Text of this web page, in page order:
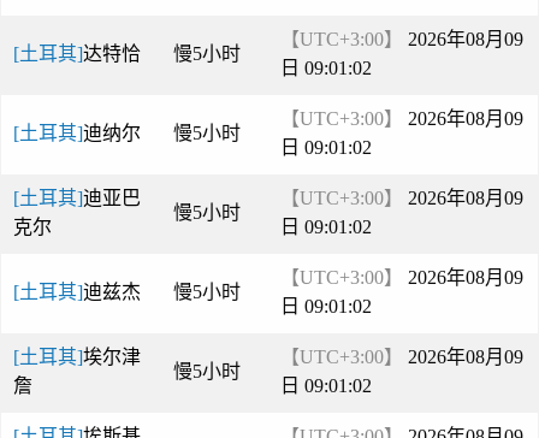
[土耳其]达特恰 慢5小时
【UTC+3:00】
2026年08月09
日 09:01:02
[土耳其]迪纳尔 慢5小时
【UTC+3:00】
2026年08月09
日 09:01:02
[土耳其]迪亚巴
克尔
慢5小时
【UTC+3:00】
2026年08月09
日 09:01:02
[土耳其]迪兹杰 慢5小时
【UTC+3:00】
2026年08月09
日 09:01:02
[土耳其]埃尔津
詹
慢5小时
【UTC+3:00】
2026年08月09
日 09:01:02